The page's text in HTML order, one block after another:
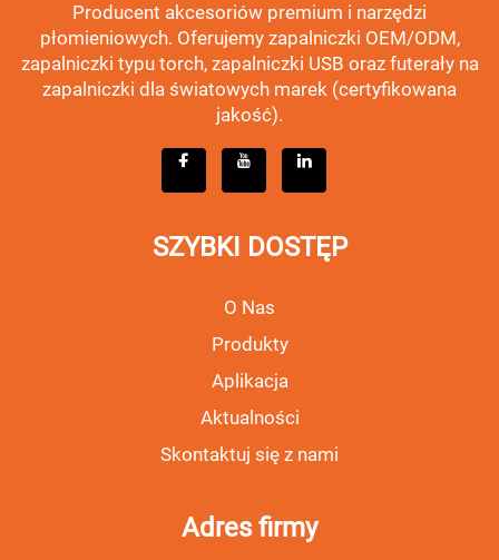
Producent akcesoriów premium i narzędzi
płomieniowych. Oferujemy zapalniczki OEM/ODM,
zapalniczki typu torch, zapalniczki USB oraz futerały na
zapalniczki dla światowych marek (certyfikowana
jakość).
SZYBKI DOSTĘP
O Nas
Produkty
Aplikacja
Aktualności
Skontaktuj się z nami
Adres firmy